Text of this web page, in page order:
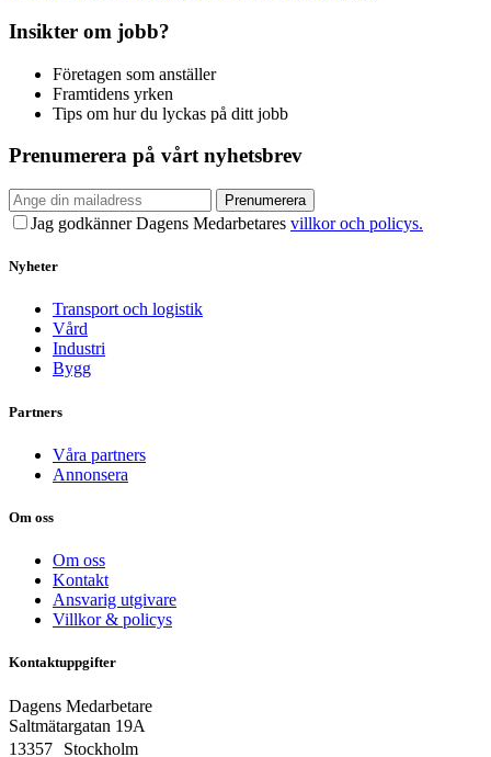
Insikter om jobb?
Företagen som anställer
Framtidens yrken
Tips om hur du lyckas på ditt jobb
Prenumerera på vårt nyhetsbrev
Prenumerera
Jag godkänner Dagens Medarbetares villkor och policys.
Nyheter
Transport och logistik
Vård
Industri
Bygg
Partners
Våra partners
Annonsera
Om oss
Om oss
Kontakt
Ansvarig utgivare
Villkor & policys
Kontaktuppgifter
Dagens Medarbetare
Saltmätargatan 19A
13357 Stockholm